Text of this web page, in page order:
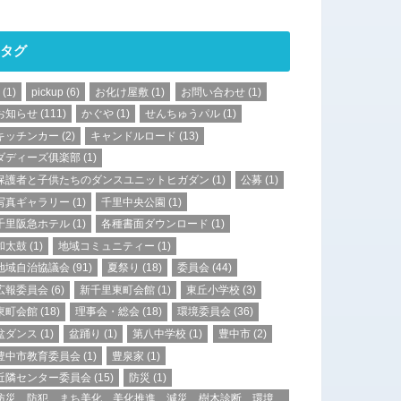
タグ
(1) pickup (6) お化け屋敷 (1) お問い合わせ(1)
知らせ (111) かぐや (1) せんちゅうパル (1)
ッチンカー (2) キャンドルロード (13)
ディーズ俱楽部 (1)
護者と子供たちのダンスユニットヒガダン (1) 公募 (1)
真ギャラリー (1) 千里中央公園 (1)
里阪急ホテル (1) 各種書面ダウンロード (1)
太鼓 (1) 地域コミュニティー (1)
域自治協議会 (91) 夏祭り (18) 委員会 (44)
報委員会 (6) 新千里東町会館 (1) 東丘小学校 (3)
町会館 (18) 理事会・総会 (18) 環境委員会 (36)
ダンス (1) 盆踊り (1) 第八中学校 (1) 豊中市(2)
中市教育委員会 (1) 豊泉家 (1)
隣センター委員会 (15) 防災 (1)
災、防犯、まち美化、美化推進、減災、樹木診断、環境